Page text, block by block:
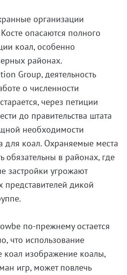
организации
опасаются полного
коал, особенно
районах.
Group, деятельность
о численности
через петиции
до правительства штата
необходимости
для коал. Охраняемые места
обязательны в районах, где
застройки угрожают
дикой
по-прежнему остается
что использование
изображение коалы,
игр, может повлечь